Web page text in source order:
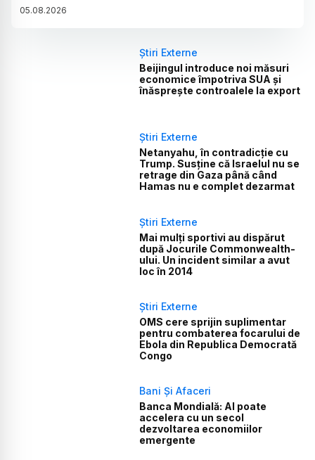
05.08.2026
Știri Externe
Beijingul introduce noi măsuri
economice împotriva SUA și
înăsprește controalele la export
Știri Externe
Netanyahu, în contradicție cu
Trump. Susține că Israelul nu se
retrage din Gaza până când
Hamas nu e complet dezarmat
Știri Externe
Mai mulți sportivi au dispărut
după Jocurile Commonwealth-
ului. Un incident similar a avut
loc în 2014
Știri Externe
OMS cere sprijin suplimentar
pentru combaterea focarului de
Ebola din Republica Democrată
Congo
Bani Și Afaceri
Banca Mondială: AI poate
accelera cu un secol
dezvoltarea economiilor
emergente